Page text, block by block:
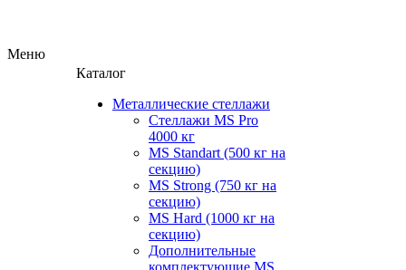
Меню
Каталог
Металлические стеллажи
Стеллажи MS Pro
4000 кг
MS Standart (500 кг на
секцию)
MS Strong (750 кг на
секцию)
MS Hard (1000 кг на
секцию)
Дополнительные
комплектующие MS